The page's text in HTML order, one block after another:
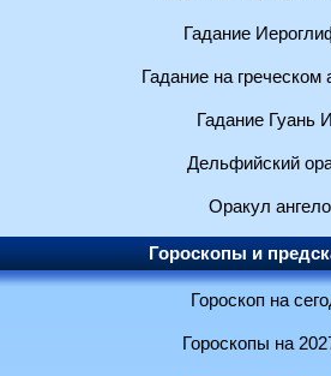
Гадание
Гадание на греческом
Гадание Гуань
Дельфийский
Оракул
Гороскопы и
Гороскоп на
Гороскопы на